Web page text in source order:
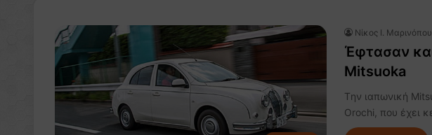
Nίκος Ι.
Έφτασαν
Mitsuoka
Tην ιαπωνική
Orochi, που έχει